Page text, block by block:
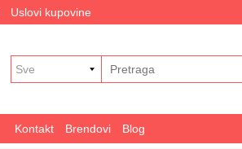
Uslovi kupovine
Kontakt Brendovi Blog